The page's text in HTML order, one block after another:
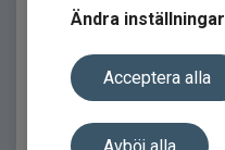
Ändra inställningar
Acceptera alla
Avböj alla
Egenskap